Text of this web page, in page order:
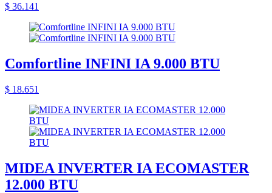
$ 36.141
Comfortline INFINI IA 9.000 BTU
$ 18.651
MIDEA INVERTER IA ECOMASTER
12.000 BTU